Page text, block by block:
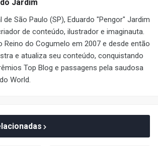
Jardim
de São Paulo (SP), Eduardo "Pengor" Jardim
de conteúdo, ilustrador e imaginauta.
Reino do Cogumelo em 2007 e desde então
e atualiza seu conteúdo, conquistando
Top Blog e passagens pela saudosa
World.